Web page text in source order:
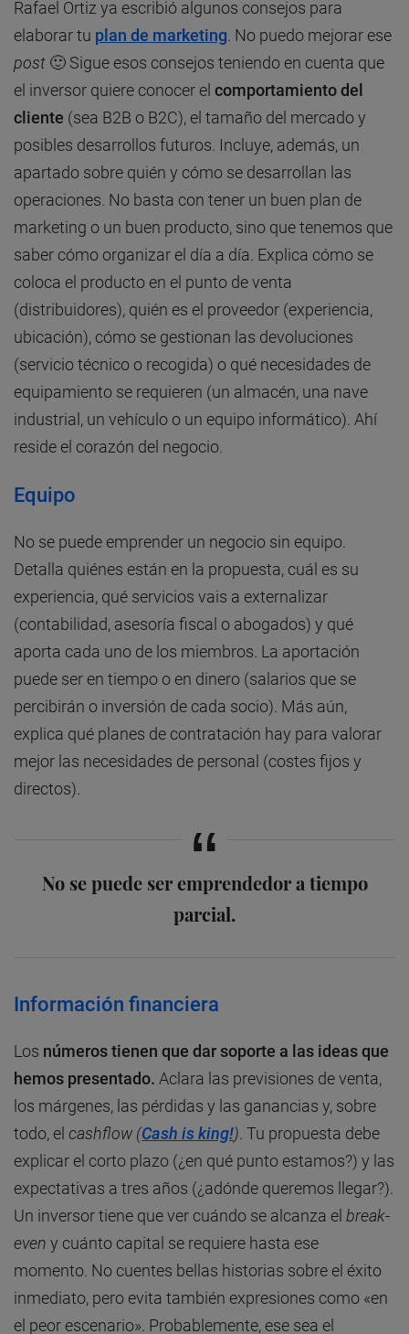
Rafael Ortiz ya escribió algunos consejos para
elaborar tu plan de marketing . No puedo mejorar ese
post 🙂 Sigue esos consejos teniendo en cuenta que
el inversor quiere conocer el comportamiento del
cliente (sea B2B o B2C), el tamaño del mercado y
posibles desarrollos futuros. Incluye, además, un
apartado sobre quién y cómo se desarrollan las
operaciones. No basta con tener un buen plan de
marketing o un buen producto, sino que tenemos que
saber cómo organizar el día a día. Explica cómo se
coloca el producto en el punto de venta
(distribuidores), quién es el proveedor (experiencia,
ubicación), cómo se gestionan las devoluciones
(servicio técnico o recogida) o qué necesidades de
equipamiento se requieren (un almacén, una nave
industrial, un vehículo o un equipo informático). Ahí
reside el corazón del negocio.
Equipo
No se puede emprender un negocio sin equipo.
Detalla quiénes están en la propuesta, cuál es su
experiencia, qué servicios vais a externalizar
(contabilidad, asesoría fiscal o abogados) y qué
aporta cada uno de los miembros. La aportación
puede ser en tiempo o en dinero (salarios que se
percibirán o inversión de cada socio). Más aún,
explica qué planes de contratación hay para valorar
mejor las necesidades de personal (costes fijos y
directos).
No se puede ser emprendedor a tiempo
parcial.
Información financiera
Los números tienen que dar soporte a las ideas que
hemos presentado. Aclara las previsiones de venta,
los márgenes, las pérdidas y las ganancias y, sobre
todo, el cashflow (Cash is king!) . Tu propuesta debe
explicar el corto plazo (¿en qué punto estamos?) y las
expectativas a tres años (¿adónde queremos llegar?).
Un inversor tiene que ver cuándo se alcanza el break-
even y cuánto capital se requiere hasta ese
momento. No cuentes bellas historias sobre el éxito
inmediato, pero evita también expresiones como «en
el peor escenario». Probablemente, ese sea el